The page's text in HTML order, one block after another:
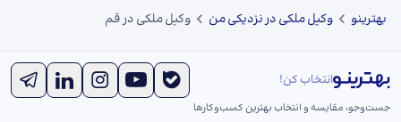
بهترینو وکیل ملکی در نزدیکی من وکیل ملکی در قم
انتخاب کن!
جست‌و‌جو، مقایسه و انتخاب بهترین کسب‌وکارها